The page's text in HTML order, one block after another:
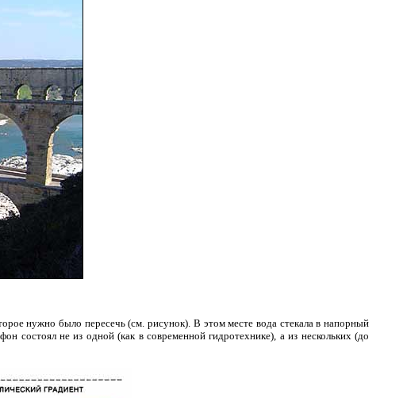
нужно было пересечь (см. рисунок). В этом месте вода стекала в напорный
состоял не из одной (как в современной гидротехнике), а из нескольких (до